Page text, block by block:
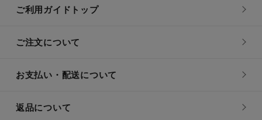
ご利用ガイドトップ
ご注文について
お支払い・配送について
返品について